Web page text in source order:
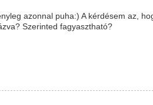
azonnal puha:) A kérdésem az,
Szerinted fagyasztható?